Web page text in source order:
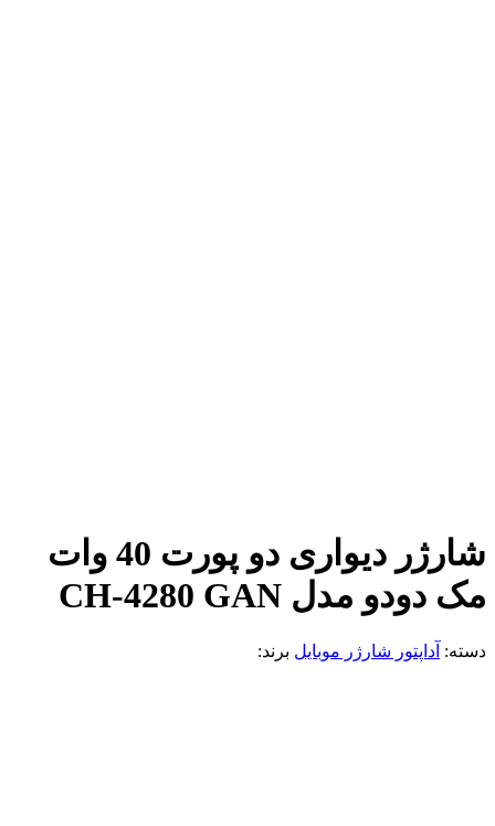
شارژر دیواری دو پورت 40 وات
مک دودو مدل CH-4280 GAN
دسته: آداپتور شارژر موبایل برند: